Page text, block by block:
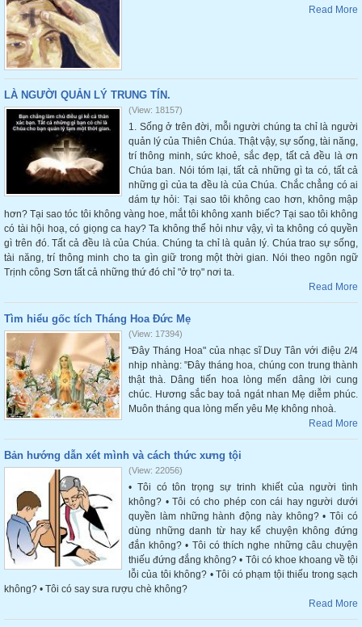
Read More
LÀ NGƯỜI QUẢN LÝ TRUNG TÍN.
(View: 18157)
1. Sống ở trên đời, mỗi người chúng ta chỉ là người
quản lý của Thiên Chúa. Thật vậy, sự sống, tài năng,
trí thông minh, sức khoẻ, sắc đẹp, tất cả đều là ơn
Chúa ban. Nói tóm lại, tất cả những gì ta có, tất cả
những gì của ta đều là của Chúa. Chắc chẳng có ai
dám tự hỏi: Tại sao tôi không cao hơn, không mập
hơn? Tại sao tóc tôi không vàng hoe, mắt tôi không xanh biếc? Tại sao tôi không
có tài hội hoạ, có giọng ca hay? Ta không thể hỏi như vậy, vì ta không có quyền
gì trên đó. Tất cả đều là của Chúa. Chúng ta chỉ là quản lý. Chúa trao sự sống,
tài năng, trí thông minh cho ta gìn giữ trong một thời gian. Nói theo ngôn ngữ
Trịnh công Sơn tất cả những thứ đó chỉ "ở trọ" nơi ta.
Read More
Tìm hiểu gốc tích Tháng Hoa Đức Mẹ
(View: 17394)
"Đây Tháng Hoa" của nhạc sĩ Duy Tân với điệu 2/4
nhịp nhàng: "Đây tháng hoa, chúng con trung thành
thật thà. Dâng tiến hoa lòng mến dâng lời cung
chúc. Hương sắc bay toả ngát nhan Mẹ diễm phúc.
Muôn tháng qua lòng mến yêu Mẹ không nhoà.
Read More
Bản hướng dẫn xét mình và cách thức xưng tội
(View: 22056)
• Tôi có tôn trọng sự trinh khiết của người tình
không? • Tôi có cho phép con cái hay người dưới
quyền làm những hành động này không? • Tôi có
dùng những danh từ hay kể chuyện không đứng
đắn không? • Tôi có thích nghe những câu chuyện
thiếu đứng đắng không? • Tôi có khoe khoang về tội
lỗi của tôi không? • Tôi có phạm tội thiếu trong sạch
không? • Tôi có say sưa rượu chè không?
Read More